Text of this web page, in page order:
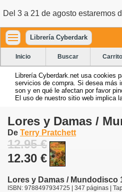
Del 3 a 21 de agosto estaremos
Librería Cyberdark
Inicio Buscar Carrito
Librería Cyberdark.net usa cookies
servicios de compra. Si desea más
son y en qué le afectan por favor
El uso de nuestro sitio web implica
Lores y Damas /
De Terry Pratchett
12.95 €
12.30 €
Lores y Damas / Mundodisco
ISBN: 9788497934725 | 347 páginas |